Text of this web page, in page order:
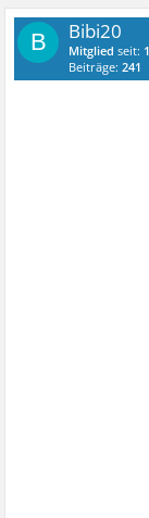
B Bibi20
Mitglied seit:
Beiträge:241